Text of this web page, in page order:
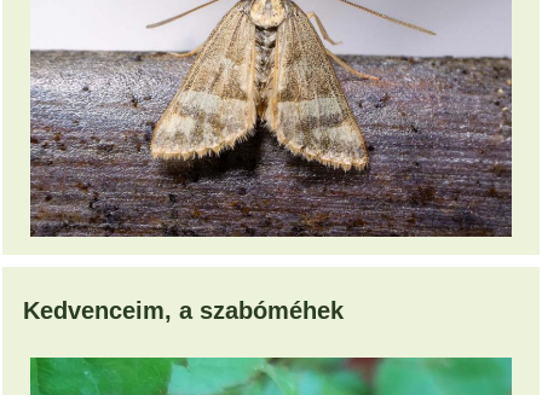
Kedvenceim, a szabóméhek